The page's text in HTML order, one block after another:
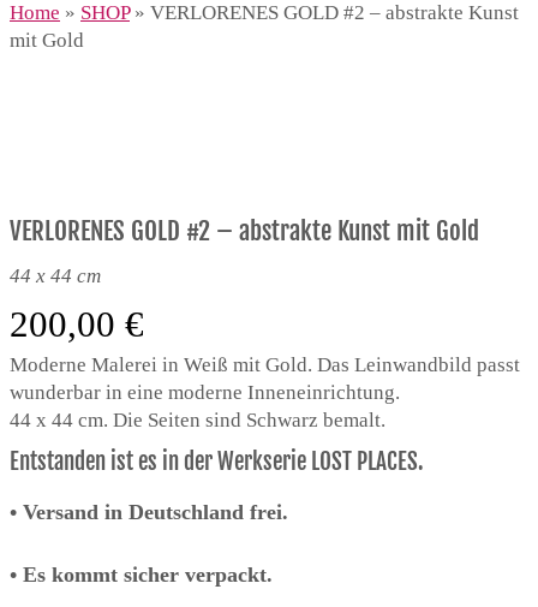
Home » SHOP» VERLORENES GOLD #2 – abstrakte Kunst
mit Gold
VERLORENES GOLD #2 – abstrakte Kunst mit Gold
44 x 44 cm
200,00 €
Moderne Malerei in Weiß mit Gold. Das Leinwandbild passt
wunderbar in eine moderne Inneneinrichtung.
44 x 44 cm. Die Seiten sind Schwarz bemalt.
Entstanden ist es in der Werkserie LOST PLACES.
• Versand in Deutschland frei.
• Es kommt sicher verpackt.